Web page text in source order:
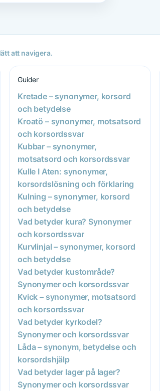
att navigera.
Guider
Kretade – synonymer, korsord
och betydelse
Kroatö – synonymer, motsatsord
och korsordssvar
Kubbar – synonymer,
motsatsord och korsordssvar
Kulle I Aten: synonymer,
korsordslösning och förklaring
Kulning – synonymer, korsord
och betydelse
Vad betyder kura? Synonymer
och korsordssvar
Kurvlinjal – synonymer, korsord
och betydelse
Vad betyder kustområde?
Synonymer och korsordssvar
Kvick – synonymer, motsatsord
och korsordssvar
Vad betyder kyrkodel?
Synonymer och korsordssvar
Låda – synonym, betydelse och
korsordshjälp
Vad betyder lager på lager?
Synonymer och korsordssvar